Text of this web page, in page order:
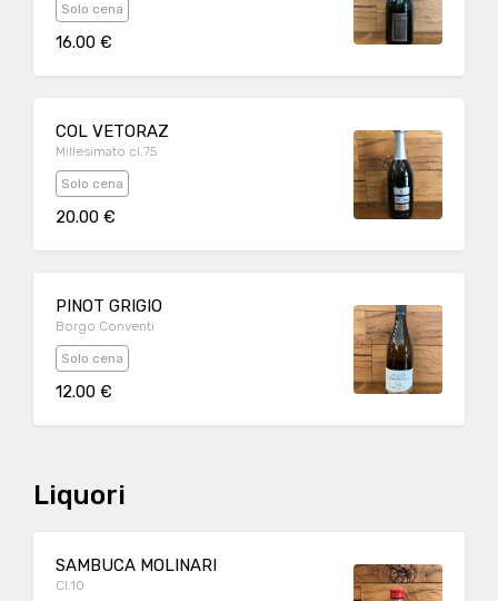
Solo cena
16.00 €
COL VETORAZ
Millesimato cl.75
Solo cena
20.00 €
PINOT GRIGIO
Borgo Conventi
Solo cena
12.00 €
Liquori
SAMBUCA MOLINARI
Cl.10